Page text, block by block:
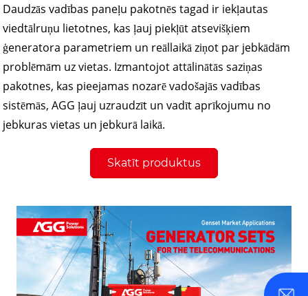
Daudzās vadības paneļu pakotnēs tagad ir iekļautas
viedtālruņu lietotnes, kas ļauj piekļūt atsevišķiem
ģeneratora parametriem un reāllaikā ziņot par jebkādām
problēmām uz vietas. Izmantojot attālinātās saziņas
pakotnes, kas pieejamas nozarē vadošajās vadības
sistēmās, AGG ļauj uzraudzīt un vadīt aprīkojumu no
jebkuras vietas un jebkurā laikā.
Skatīt produktus